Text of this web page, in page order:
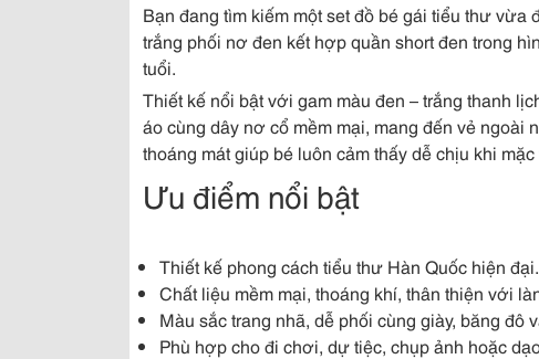
Bạn đang tìm kiếm một set đồ bé gái tiểu thư
trắng phối nơ đen kết hợp quần short đen trong
tuổi.
Thiết kế nổi bật với gam màu đen – trắng thanh
áo cùng dây nơ cổ mềm mại, mang đến vẻ ngoài
thoáng mát giúp bé luôn cảm thấy dễ chịu khi
Ưu điểm nổi bật
Thiết kế phong cách tiểu thư Hàn Quốc hiện đại.
Chất liệu mềm mại, thoáng khí, thân thiện với
Màu sắc trang nhã, dễ phối cùng giày, băng đô
Phù hợp cho đi chơi, dự tiệc, chụp ảnh hoặc